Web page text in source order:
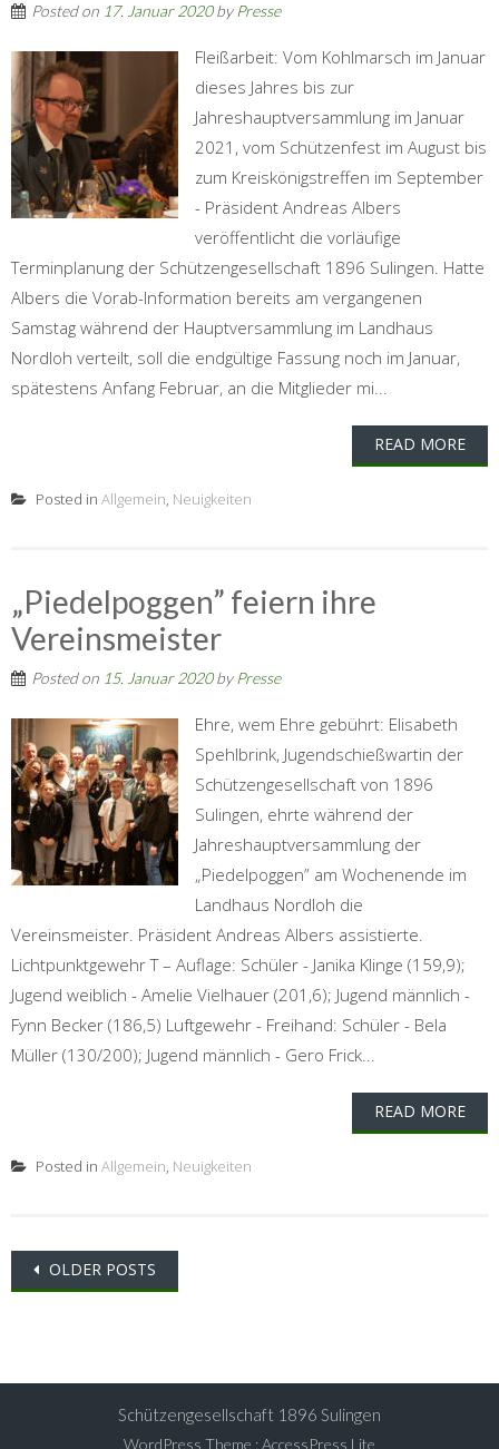
Posted on 17. Januar 2020by Presse
Fleißarbeit: Vom Kohlmarsch im Januar
dieses Jahres bis zur
Jahreshauptversammlung im Januar
2021, vom Schützenfest im August bis
zum Kreiskönigstreffen im September
- Präsident Andreas Albers
veröffentlicht die vorläufige
Terminplanung der Schützengesellschaft 1896 Sulingen. Hatte
Albers die Vorab-Information bereits am vergangenen
Samstag während der Hauptversammlung im Landhaus
Nordloh verteilt, soll die endgültige Fassung noch im Januar,
spätestens Anfang Februar, an die Mitglieder mi...
READ MORE
Posted in Allgemein, Neuigkeiten
„Piedelpoggen” feiern ihre
Vereinsmeister
Posted on 15. Januar 2020by Presse
Ehre, wem Ehre gebührt: Elisabeth
Spehlbrink, Jugendschießwartin der
Schützengesellschaft von 1896
Sulingen, ehrte während der
Jahreshauptversammlung der
„Piedelpoggen” am Wochenende im
Landhaus Nordloh die
Vereinsmeister. Präsident Andreas Albers assistierte.
Lichtpunktgewehr T – Auflage: Schüler - Janika Klinge (159,9);
Jugend weiblich - Amelie Vielhauer (201,6); Jugend männlich -
Fynn Becker (186,5) Luftgewehr - Freihand: Schüler - Bela
Müller (130/200); Jugend männlich - Gero Frick...
READ MORE
Posted in Allgemein, Neuigkeiten
Posts
OLDER POSTS
Schützengesellschaft 1896 Sulingen
WordPress Theme :AccessPress Lite